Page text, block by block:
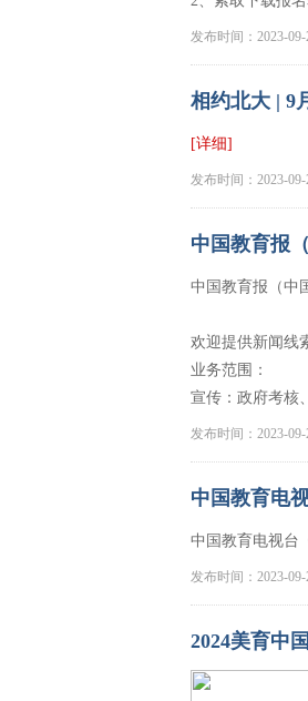
发布时间：2023-09-
相约北大 | 9
[详细]
发布时间：2023-09-
中国教育报
中国教育报（中
欢迎提供新闻线
业务范围：
宣传：政府考核
发布时间：2023-09-
中国教育电
中国教育电视台
发布时间：2023-09-
2024美育中